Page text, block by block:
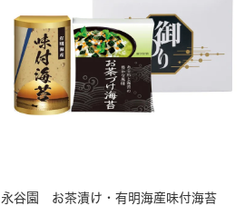
永谷園 お茶漬け・有明海産味付海苔